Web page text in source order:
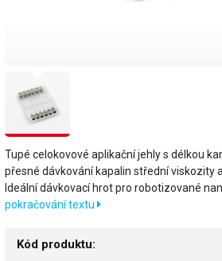
Tupé celokovové aplikační jehly s délkou
přesné dávkování kapalin střední viskozity
Ideální dávkovací hrot pro robotizované
pokračování textu
Kód produktu: